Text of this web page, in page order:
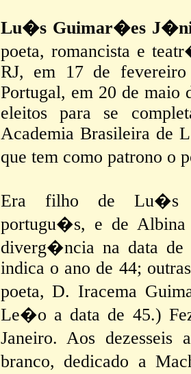
Lu�s Guimar�es
poeta, romancista e
RJ, em 17 de
Portugal, em 20 de maio
eleitos para se
Academia Brasileira de
que tem como patrono o
Era filho de Lu�s
portugu�s, e de
diverg�ncia na data de
indica o ano de 44;
poeta, D. Iracema
Le�o a data de 45.)
Janeiro. Aos
branco, dedicado a